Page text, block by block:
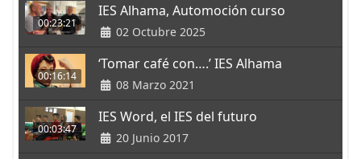
00:23:21
IES Alhama, Automoción curso
02 Octubre 2025
00:16:14
‘Tomar café con….’ IES Alhama
08 Marzo 2021
00:03:47
IES Word, el IES del futuro
20 Junio 2017